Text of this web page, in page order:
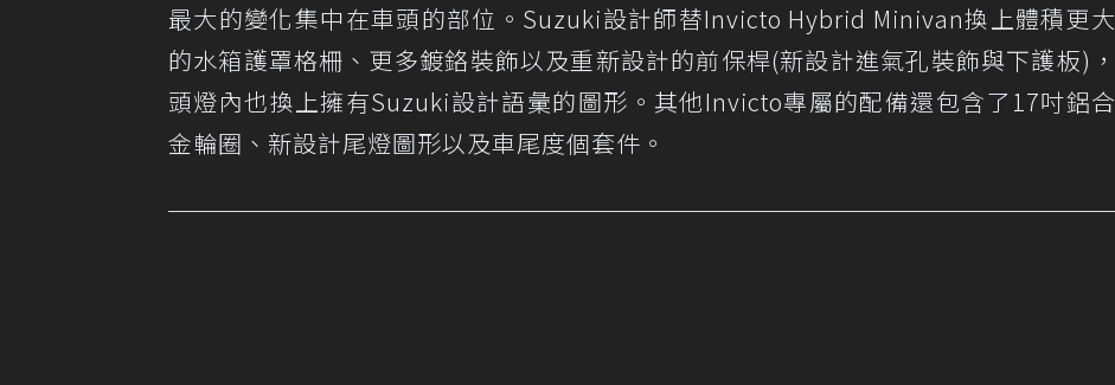
最大的變化集中在車頭的部位。Suzuki設計師替Invicto Hybrid Minivan換上體積更大
的水箱護罩格柵、更多鍍鉻裝飾以及重新設計的前保桿(新設計進氣孔裝飾與下護板)，
頭燈內也換上擁有Suzuki設計語彙的圖形。其他Invicto專屬的配備還包含了17吋鋁合
金輪圈、新設計尾燈圖形以及車尾度個套件。